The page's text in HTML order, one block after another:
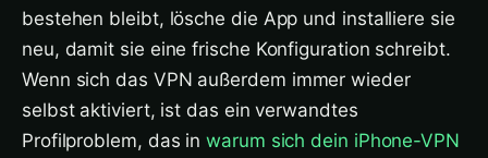
bestehen bleibt, lösche die App und installiere sie
neu, damit sie eine frische Konfiguration schreibt.
Wenn sich das VPN außerdem immer wieder
selbst aktiviert, ist das ein verwandtes
Profilproblem, das inwarum sich dein iPhone-VPN